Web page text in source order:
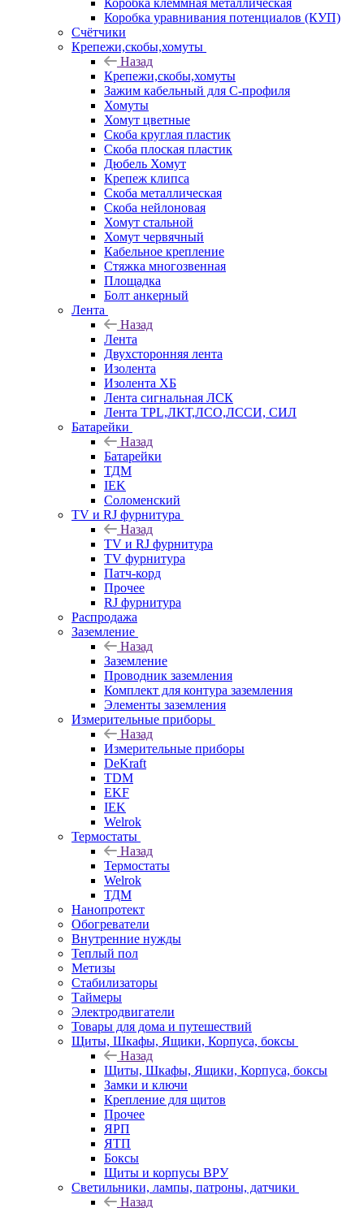
Коробка клеммная металлическая
Коробка уравнивания потенциалов (КУП)
Счётчики
Крепежи,скобы,хомуты
Назад
Крепежи,скобы,хомуты
Зажим кабельный для С-профиля
Хомуты
Хомут цветные
Скоба круглая пластик
Скоба плоская пластик
Дюбель Хомут
Крепеж клипса
Скоба металлическая
Скоба нейлоновая
Хомут стальной
Хомут червячный
Кабельное крепление
Стяжка многозвенная
Площадка
Болт анкерный
Лента
Назад
Лента
Двухсторонняя лента
Изолента
Изолента ХБ
Лента сигнальная ЛСК
Лента TPL,ЛКТ,ЛСО,ЛССИ, СИЛ
Батарейки
Назад
Батарейки
ТДМ
IEK
Соломенский
TV и RJ фурнитура
Назад
TV и RJ фурнитура
TV фурнитура
Патч-корд
Прочее
RJ фурнитура
Распродажа
Заземление
Назад
Заземление
Проводник заземления
Комплект для контура заземления
Элементы заземления
Измерительные приборы
Назад
Измерительные приборы
DeKraft
TDM
EKF
IEK
Welrok
Термостаты
Назад
Термостаты
Welrok
ТДМ
Нанопротект
Обогреватели
Внутренние нужды
Теплый пол
Метизы
Стабилизаторы
Таймеры
Электродвигатели
Товары для дома и путешествий
Щиты, Шкафы, Ящики, Корпуса, боксы
Назад
Щиты, Шкафы, Ящики, Корпуса, боксы
Замки и ключи
Крепление для щитов
Прочее
ЯРП
ЯТП
Боксы
Щиты и корпусы ВРУ
Светильники, лампы, патроны, датчики
Назад